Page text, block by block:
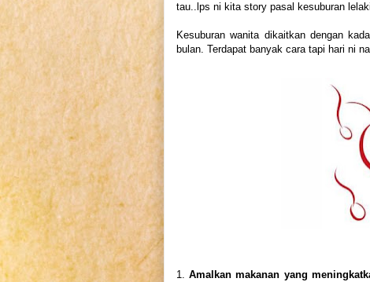
tau.. lps ni kita story pasal kesuburan
Kesuburan wanita dikaitkan dengan
bulan. Terdapat banyak cara tapi hari ni
1.Amalkan makanan yang